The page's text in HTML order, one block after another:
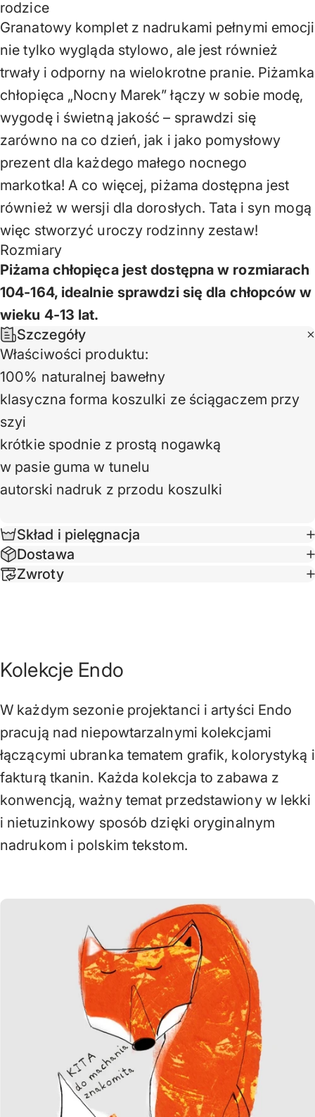
rodzice
Granatowy komplet z nadrukami pełnymi emocji
nie tylko wygląda stylowo, ale jest również
trwały i odporny na wielokrotne pranie. Piżamka
chłopięca „Nocny Marek” łączy w sobie modę,
wygodę i świetną jakość – sprawdzi się
zarówno na co dzień, jak i jako pomysłowy
prezent dla każdego małego nocnego
markotka! A co więcej, piżama dostępna jest
również w wersji dla dorosłych. Tata i syn mogą
więc stworzyć uroczy rodzinny zestaw!
Rozmiary
Piżama chłopięca jest dostępna w rozmiarach
104-164, idealnie sprawdzi się dla chłopców w
wieku 4-13 lat.
Szczegóły
Właściwości produktu:
100% naturalnej bawełny
klasyczna forma koszulki ze ściągaczem przy
szyi
krótkie spodnie z prostą nogawką
w pasie guma w tunelu
autorski nadruk z przodu koszulki
Skład i pielęgnacja
Dostawa
Zwroty
Kolekcje Endo
W każdym sezonie projektanci i artyści Endo
pracują nad niepowtarzalnymi kolekcjami
łączącymi ubranka tematem grafik, kolorystyką i
fakturą tkanin. Każda kolekcja to zabawa z
konwencją, ważny temat przedstawiony w lekki
i nietuzinkowy sposób dzięki oryginalnym
nadrukom i polskim tekstom.